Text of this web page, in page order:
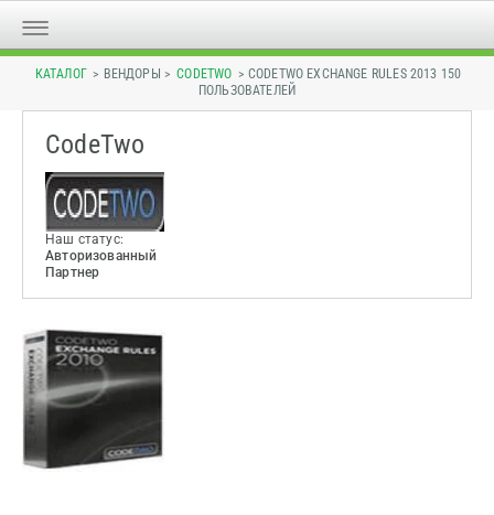
КАТАЛОГ > ВЕНДОРЫ > CODETWO > CODETWO EXCHANGE RULES 2013 150
ПОЛЬЗОВАТЕЛЕЙ
CodeTwo
Наш статус:
Авторизованный
Партнер